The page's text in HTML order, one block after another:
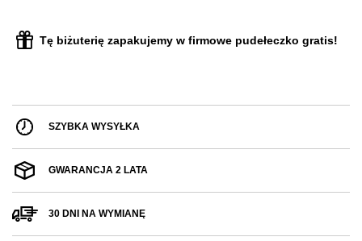
Tę biżuterię zapakujemy w firmowe pudełeczko gratis!
SZYBKA WYSYŁKA
GWARANCJA 2 LATA
30 DNI NA WYMIANĘ